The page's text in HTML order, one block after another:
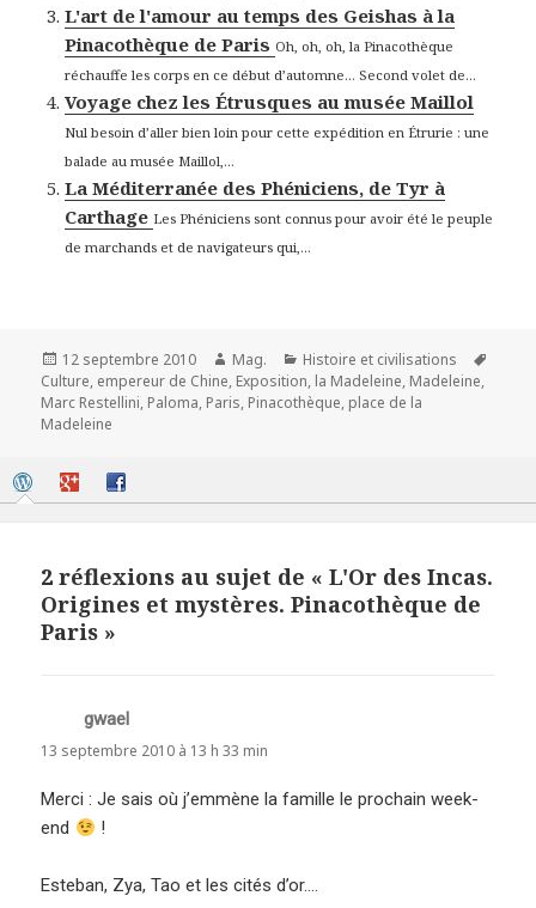
L'art de l'amour au temps des Geishas à la
Pinacothèque de Paris Oh, oh, oh, la Pinacothèque
réchauffe les corps en ce début d’automne… Second volet de...
Voyage chez les Étrusques au musée Maillol
Nul besoin d’aller bien loin pour cette expédition en Étrurie : une
balade au musée Maillol,...
La Méditerranée des Phéniciens, de Tyr à
Carthage Les Phéniciens sont connus pour avoir été le peuple
de marchands et de navigateurs qui,...
Publié
le
12 septembre 2010 Auteur
Mag. Catégories
Histoire et civilisations
Culture, empereur de Chine, Exposition, la Madeleine, Madeleine,
Marc Restellini, Paloma, Paris, Pinacothèque, place de la
Madeleine
2 réflexions au sujet de « L'Or des Incas.
Origines et mystères. Pinacothèque de
Paris »
gwael
13 septembre 2010 à 13 h 33 min
Merci : Je sais où j’emmène la famille le prochain week-
end
!
Esteban, Zya, Tao et les cités d’or….